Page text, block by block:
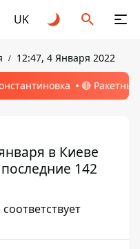
UK
12:47, 4 Января 2022
🔴
в Киеве
142